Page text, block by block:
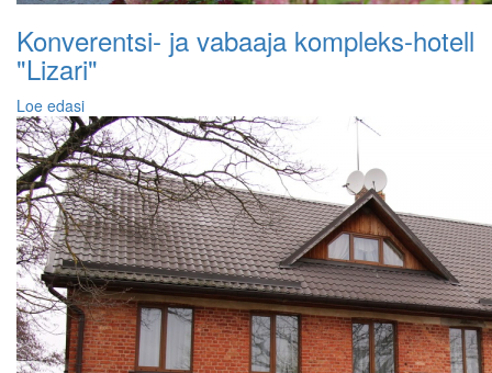
Konverentsi- ja vabaaja kompleks-hotell
"Lizari"
Loe edasi